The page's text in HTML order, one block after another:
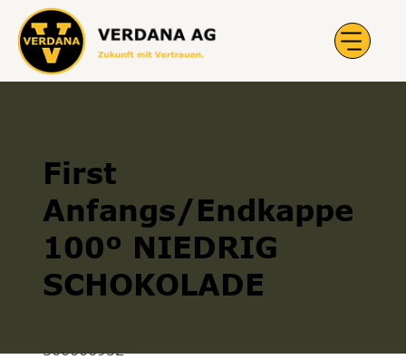
First
Anfangs/Endkappe
100º NIEDRIG
SCHOKOLADE
300006932